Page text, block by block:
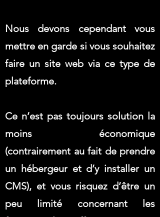
Nous devons cependant vous
mettre en garde si vous souhaitez
faire un site web via ce type de
plateforme.
Ce n’est pas toujours solution la
moins économique
(contrairement au fait de prendre
un hébergeur et d’y installer un
CMS), et vous risquez d’être un
peu limité concernant les